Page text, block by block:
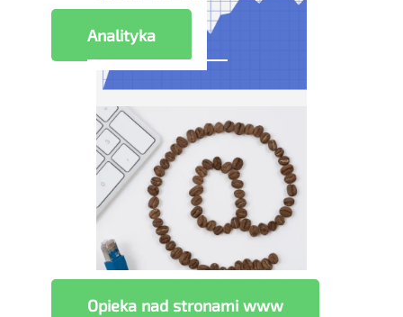
Analityka
Opieka nad stronami www